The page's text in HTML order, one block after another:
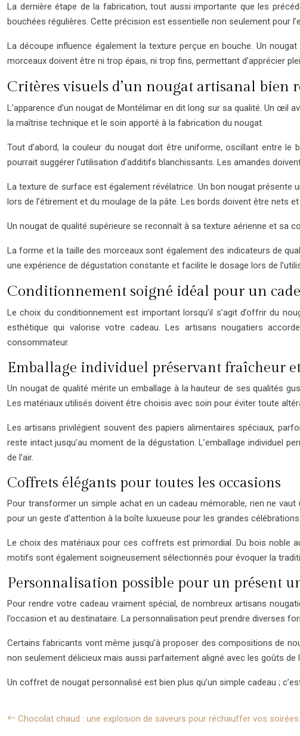
La dernière étape de la fabrication, tout aussi importante que les
bouchées régulières. Cette précision est essentielle non seulement pour
La découpe influence également la texture perçue en bouche. Un
morceaux doivent être ni trop épais, ni trop fins, permettant d’apprécier
Critères visuels d’un nougat artisanal bien
L’apparence d’un nougat de Montélimar en dit long sur sa qualité. Un œil
la maîtrise technique et le soin apporté à la fabrication du nougat.
Tout d’abord, la couleur du nougat doit être uniforme, oscillant entre le
pourrait suggérer l’utilisation d’additifs blanchissants. Les amandes
La texture de surface est également révélatrice. Un bon nougat présente
lors de l’étirement et du moulage de la pâte. Les bords doivent être nets
Un nougat de qualité supérieure se reconnaît à sa texture aérienne et sa
La forme et la taille des morceaux sont également des indicateurs de
une expérience de dégustation constante et facilite le dosage lors de
Conditionnement soigné idéal pour un
Le choix du conditionnement est important lorsqu’il s’agit d’offrir du
esthétique qui valorise votre cadeau. Les artisans nougatiers
consommateur.
Emballage individuel préservant fraîcheur
Un nougat de qualité mérite un emballage à la hauteur de ses qualités
Les matériaux utilisés doivent être choisis avec soin pour éviter toute
Les artisans privilégient souvent des papiers alimentaires spéciaux,
reste intact jusqu’au moment de la dégustation. L’emballage individuel
de l’air.
Coffrets élégants pour toutes les occasions
Pour transformer un simple achat en un cadeau mémorable, rien ne
pour un geste d’attention à la boîte luxueuse pour les grandes
Le choix des matériaux pour ces coffrets est primordial. Du bois noble
motifs sont également soigneusement sélectionnés pour évoquer la
Personnalisation possible pour un présent
Pour rendre votre cadeau vraiment spécial, de nombreux artisans
l’occasion et au destinataire. La personnalisation peut prendre diverses
Certains fabricants vont même jusqu’à proposer des compositions de
non seulement délicieux mais aussi parfaitement aligné avec les goûts de
Un coffret de nougat personnalisé est bien plus qu’un simple cadeau ;
Chocolat chaud : une explosion de saveurs pour réchauffer vos soirées